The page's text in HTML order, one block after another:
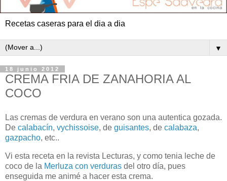
Recetas caseras para el dia a dia
▼
18 junio 2012
CREMA FRIA DE ZANAHORIA AL
COCO
Las cremas de verdura en verano son una autentica gozada.
De calabacín, vychissoise, de guisantes, de calabaza,
gazpacho, etc..
Vi esta receta en la revista Lecturas, y como tenia leche de
coco de la Merluza con verduras del otro día, pues
enseguida me animé a hacer esta crema.